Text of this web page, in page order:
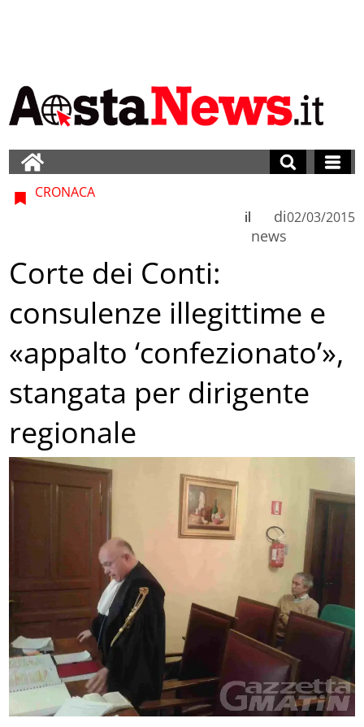
CRONACA
di
news
il 02/03/2015
Corte dei Conti:
consulenze illegittime e
«appalto ‘confezionato’»,
stangata per dirigente
regionale